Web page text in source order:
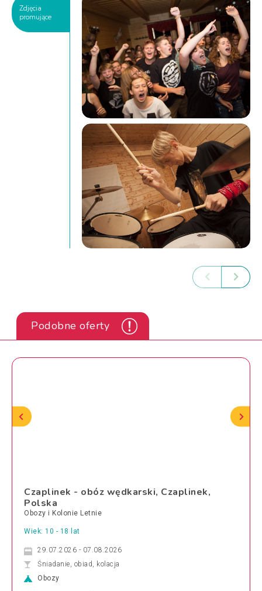
Zdjęcia
promujące
Podobne oferty
Czaplinek - obóz wędkarski, Czaplinek,
Polska
Obozy i Kolonie Letnie
Wiek: 10 - 18 lat
29.07.2026 - 07.08.2026
Śniadanie, obiad, kolacja
Obozy